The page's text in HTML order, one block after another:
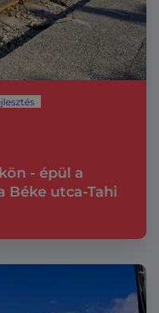
- épül a
Béke utca-Tahi